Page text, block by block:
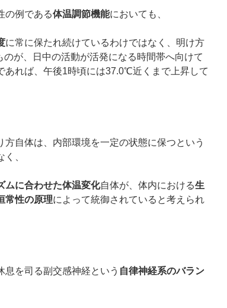
の例である体温調節機能においても、
に常に保たれ続けているわけではなく、明け方
が、日中の活動が活発になる時間帯へ向けて
あれば、午後1時頃には37.0℃近くまで上昇して
方自体は、内部環境を一定の状態に保つという
、
ムに合わせた体温変化自体が、体内における生
常性の原理によって統御されていると考えられ
を司る副交感神経という 自律神経系のバラン